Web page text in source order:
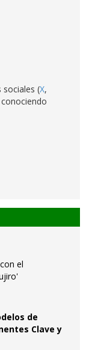
sociales (X,
el
de
Clave y